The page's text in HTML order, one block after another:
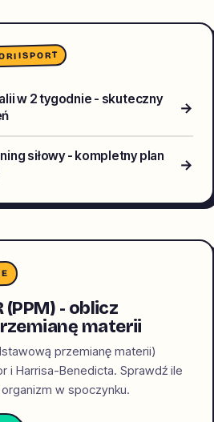
SPORT
w 2 tygodnie - skuteczny
→
siłowy - kompletny plan
→
- oblicz
materii
przemianę materii)
i Harrisa-Benedicta. Sprawdź ile
w spoczynku.